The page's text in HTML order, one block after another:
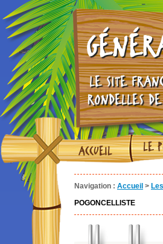
LE SITE
RONDELLES
ACCUEIL LE
Navigation : Accueil >
POGONCELLISTE